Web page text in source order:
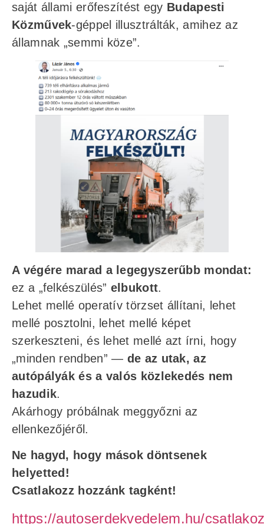
saját állami erőfeszítést egy Budapesti
Közművek-géppel illusztrálták, amihez az
államnak „semmi köze”.
A végére marad a legegyszerűbb mondat:
ez a „felkészülés” elbukott.
Lehet mellé operatív törzset állítani, lehet
mellé posztolni, lehet mellé képet
szerkeszteni, és lehet mellé azt írni, hogy
„minden rendben” — de az utak, az
autópályák és a valós közlekedés nem
hazudik.
Akárhogy próbálnak meggyőzni az
ellenkezőjéről.
Ne hagyd, hogy mások döntsenek
helyetted!
Csatlakozz hozzánk tagként!
https://autoserdekvedelem.hu/